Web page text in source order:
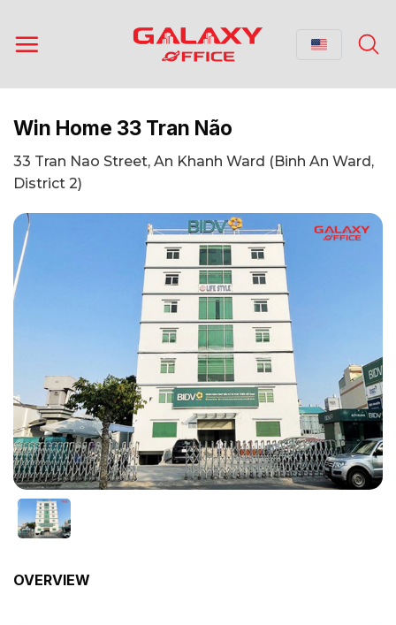
content
Win Home 33 Tran Não
33 Tran Nao Street, An Khanh Ward (Binh An Ward,
District 2)
OVERVIEW